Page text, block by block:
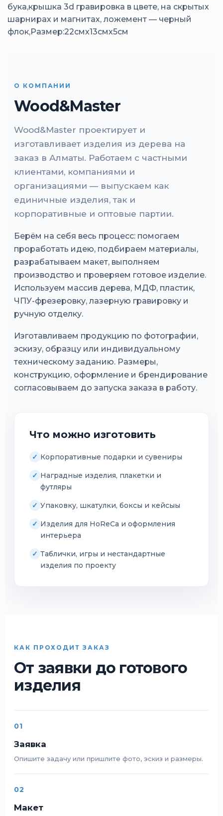
бука,крышка 3d гравировка в цвете, на скрытых
шарнирах и магнитах, ложемент — черный
флок,Размер:22смх13смх5см
О КОМПАНИИ
Wood&Master
Wood&Master проектирует и
изготавливает изделия из дерева на
заказ в Алматы. Работаем с частными
клиентами, компаниями и
организациями — выпускаем как
единичные изделия, так и
корпоративные и оптовые партии.
Берём на себя весь процесс: помогаем
проработать идею, подбираем материалы,
разрабатываем макет, выполняем
производство и проверяем готовое изделие.
Используем массив дерева, МДФ, пластик,
ЧПУ-фрезеровку, лазерную гравировку и
ручную отделку.
Изготавливаем продукцию по фотографии,
эскизу, образцу или индивидуальному
техническому заданию. Размеры,
конструкцию, оформление и брендирование
согласовываем до запуска заказа в работу.
Что можно изготовить
Корпоративные подарки и сувениры
Наградные изделия, плакетки и
футляры
Упаковку, шкатулки, боксы и кейсыы
Изделия для HoReCa и оформления
интерьера
Таблички, игры и нестандартные
изделия по проекту
КАК ПРОХОДИТ ЗАКАЗ
От заявки до готового
изделия
01
Заявка
Опишите задачу или пришлите фото, эскиз и размеры.
02
Макет